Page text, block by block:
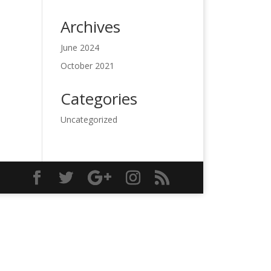
Archives
June 2024
October 2021
Categories
Uncategorized